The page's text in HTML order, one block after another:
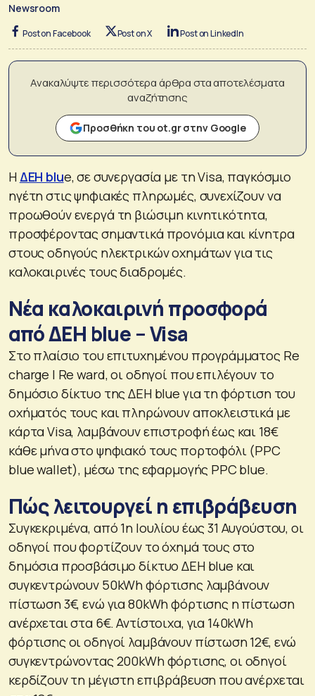
Newsroom
Post on Facebook Post on X Post on LinkedIn
Ανακαλύψτε περισσότερα άρθρα στα αποτελέσματα
αναζήτησης
Προσθήκη του ot.gr στην Google
H ΔΕΗ blue, σε συνεργασία με τη Visa, παγκόσμιο
ηγέτη στις ψηφιακές πληρωμές, συνεχίζουν να
προωθούν ενεργά τη βιώσιμη κινητικότητα,
προσφέροντας σημαντικά προνόμια και κίνητρα
στους οδηγούς ηλεκτρικών οχημάτων για τις
καλοκαιρινές τους διαδρομές.
Νέα καλοκαιρινή προσφορά
από ΔΕΗ blue – Visa
Στο πλαίσιο του επιτυχημένου προγράμματος Re
charge | Re ward, οι οδηγοί που επιλέγουν το
δημόσιο δίκτυο της ΔΕΗ blue για τη φόρτιση του
οχήματός τους και πληρώνουν αποκλειστικά με
κάρτα Visa, λαμβάνουν επιστροφή έως και 18€
κάθε μήνα στο ψηφιακό τους πορτοφόλι (PPC
blue wallet), μέσω της εφαρμογής PPC blue.
Πώς λειτουργεί η επιβράβευση
Συγκεκριμένα, από 1η Ιουλίου έως 31 Αυγούστου, οι
οδηγοί που φορτίζουν το όχημά τους στο
δημόσια προσβάσιμο δίκτυο ΔΕΗ blue και
συγκεντρώνουν 50kWh φόρτισης λαμβάνουν
πίστωση 3€, ενώ για 80kWh φόρτισης η πίστωση
ανέρχεται στα 6€. Αντίστοιχα, για 140kWh
φόρτισης οι οδηγοί λαμβάνουν πίστωση 12€, ενώ
συγκεντρώνοντας 200kWh φόρτισης, οι οδηγοί
κερδίζουν τη μέγιστη επιβράβευση που ανέρχεται